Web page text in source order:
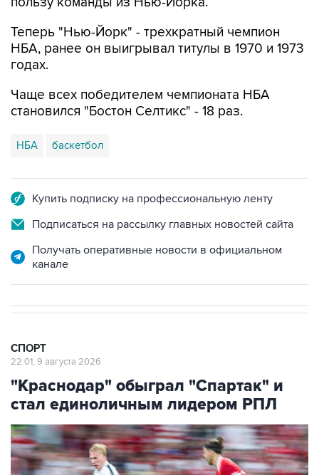
Теперь "Нью-Йорк" - трехкратный чемпион
НБА, ранее он выигрывал титулы в 1970 и 1973
годах.
Чаще всех победителем чемпионата НБА
становился "Бостон Селтикс" - 18 раз.
НБА баскетбол
Купить подписку на профессиональную ленту
Подписаться на рассылку главных новостей сайта
Получать оперативные новости в официальном
канале
СПОРТ
22:01, 9 августа 2026
"Краснодар" обыграл "Спартак" и
стал единоличным лидером РПЛ